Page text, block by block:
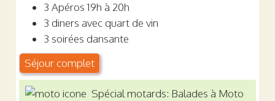
3 Apéros 19h à 20h
3 diners avec quart de vin
3 soirées dansante
Séjour complet
Spécial motards: Balades à Moto